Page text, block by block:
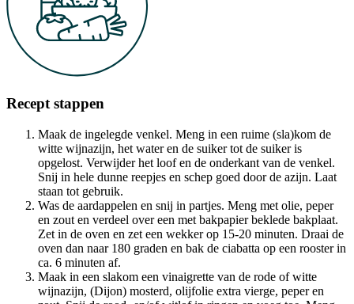
Recept stappen
Maak de ingelegde venkel. Meng in een ruime (sla)kom de
witte wijnazijn, het water en de suiker tot de suiker is
opgelost. Verwijder het loof en de onderkant van de venkel.
Snij in hele dunne reepjes en schep goed door de azijn. Laat
staan tot gebruik.
Was de aardappelen en snij in partjes. Meng met olie, peper
en zout en verdeel over een met bakpapier beklede bakplaat.
Zet in de oven en zet een wekker op 15-20 minuten. Draai de
oven dan naar 180 graden en bak de ciabatta op een rooster in
ca. 6 minuten af.
Maak in een slakom een vinaigrette van de rode of witte
wijnazijn, (Dijon) mosterd, olijfolie extra vierge, peper en